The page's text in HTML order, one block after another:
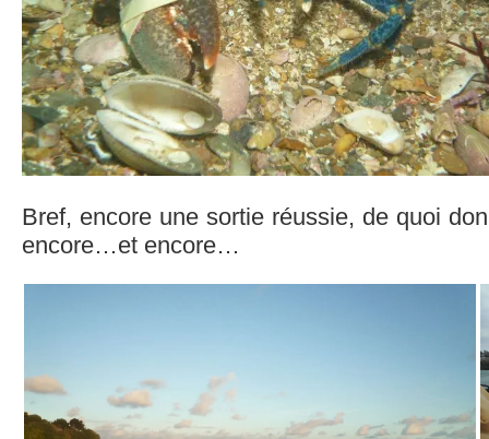
Bref, encore une sortie réussie, de quoi
encore…et encore…